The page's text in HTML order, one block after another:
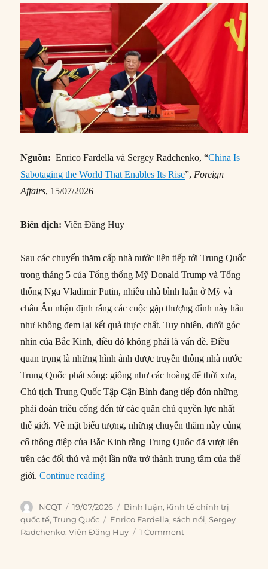
Nguồn: Enrico Fardella và Sergey Radchenko, “China Is
Sabotaging the World That Enables Its Rise”, Foreign
Affairs, 15/07/2026
Biên dịch:Viên Đăng Huy
Sau các chuyến thăm cấp nhà nước liên tiếp tới Trung Quốc
trong tháng 5 của Tổng thống Mỹ Donald Trump và Tổng
thống Nga Vladimir Putin, nhiều nhà bình luận ở Mỹ và
châu Âu nhận định rằng các cuộc gặp thượng đỉnh này hầu
như không đem lại kết quả thực chất. Tuy nhiên, dưới góc
nhìn của Bắc Kinh, điều đó không phải là vấn đề. Điều
quan trọng là những hình ảnh được truyền thông nhà nước
Trung Quốc phát sóng: giống như các hoàng đế thời xưa,
Chủ tịch Trung Quốc Tập Cận Bình đang tiếp đón những
phái đoàn triều cống đến từ các quân chủ quyền lực nhất
thế giới. Về mặt biểu tượng, những chuyến thăm này củng
cố thông điệp của Bắc Kinh rằng Trung Quốc đã vượt lên
trên các đối thủ và một lần nữa trở thành trung tâm của thế
giới.Continue reading“Trung Quốc đang phá hoại trật tự thế
Author
NCQT
Posted
on
19/07/2026 Categories
Bình luận, Kinh tế chính trị
quốc tế,Trung Quốc Tags
Enrico Fardella,sách nói,Sergey
Radchenko,Viên Đăng Huy 1 Comment